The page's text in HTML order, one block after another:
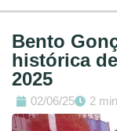
Bento
histórica
2025
02/06/25 2